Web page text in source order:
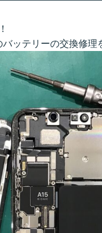
ッテリーの交換修理